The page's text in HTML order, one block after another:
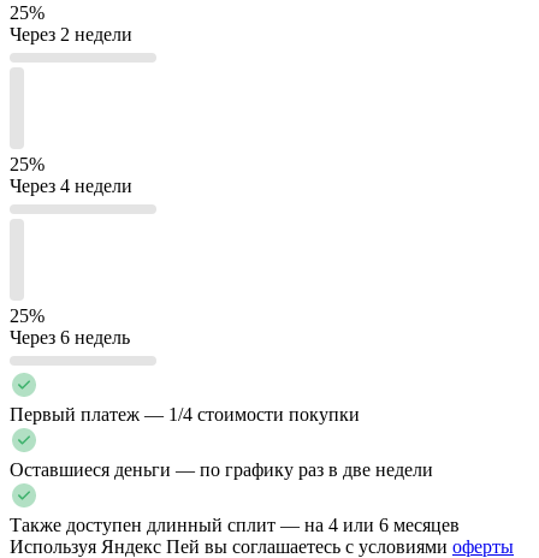
25%
Через 2 недели
25%
Через 4 недели
25%
Через 6 недель
Первый платеж — 1/4 стоимости покупки
Оставшиеся деньги — по графику раз в две недели
Также доступен длинный сплит — на 4 или 6 месяцев
Используя Яндекс Пей вы соглашаетесь с условиями оферты